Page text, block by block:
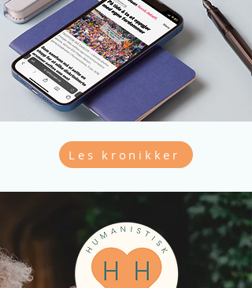
Les kronikker